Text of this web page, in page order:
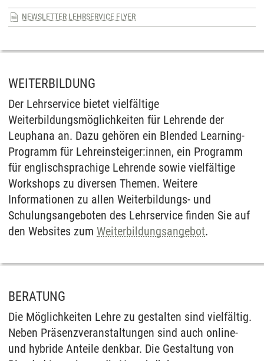
NEWSLETTER LEHRSERVICE FLYER
WEITERBILDUNG
Der Lehrservice bietet vielfältige
Weiterbildungsmöglichkeiten für Lehrende der
Leuphana an. Dazu gehören ein Blended Learning-
Programm für Lehreinsteiger:innen, ein Programm
für englischsprachige Lehrende sowie vielfältige
Workshops zu diversen Themen. Weitere
Informationen zu allen Weiterbildungs- und
Schulungsangeboten des Lehrservice finden Sie auf
den Websites zum Weiterbildungsangebot.
BERATUNG
Die Möglichkeiten Lehre zu gestalten sind vielfältig.
Neben Präsenzveranstaltungen sind auch online-
und hybride Anteile denkbar. Die Gestaltung von